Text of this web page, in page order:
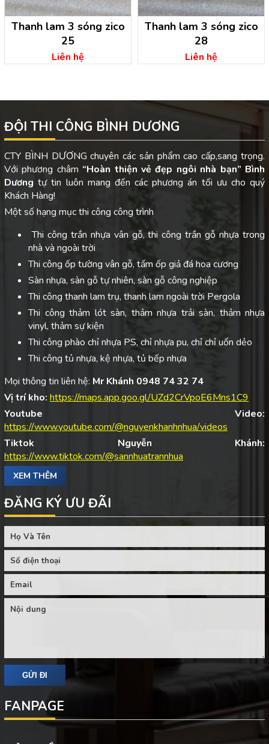
Thanh lam 3 sóng zico
25
Liên hệ
Thanh lam 3 sóng zico
28
Liên hệ
ĐỘI THI CÔNG BÌNH DƯƠNG
CTY BÌNH DƯƠNG chuyên các sản phẩm cao cấp,sang trọng.
Với phương châm “Hoàn thiện vẻ đẹp ngôi nhà bạn” Bình
Dươngtự tin luôn mang đến các phương án tối ưu cho quý
Khách Hàng!
Một số hạng mục thi công công trình
Thi công trần nhựa vân gỗ, thi công trần gỗ nhựa trong
nhà và ngoài trời
Thi công ốp tường vân gỗ, tấm ốp giả đá hoa cương
Sàn nhựa, sàn gỗ tự nhiên, sàn gỗ công nghiệp
Thi công thanh lam trụ, thanh lam ngoài trời Pergola
Thi công thảm lót sàn, thảm nhựa trải sàn, thảm nhựa
vinyl, thảm sự kiện
Thi công phào chỉ nhựa PS, chỉ nhựa pu, chỉ chỉ uốn dẻo
Thi công tủ nhựa, kệ nhựa, tủ bếp nhựa
Mọi thông tin liên hệ: Mr Khánh 0948 74 32 74
Vị trí kho: https://maps.app.goo.gl/UZd2CrVpoE6Mns1C9
Youtube Video:
https://www.youtube.com/@nguyenkhanhnhua/videos
Tiktok Nguyễn Khánh:
https://www.tiktok.com/@sannhuatrannhua
XEM THÊM
ĐĂNG KÝ ƯU ĐÃI
FANPAGE